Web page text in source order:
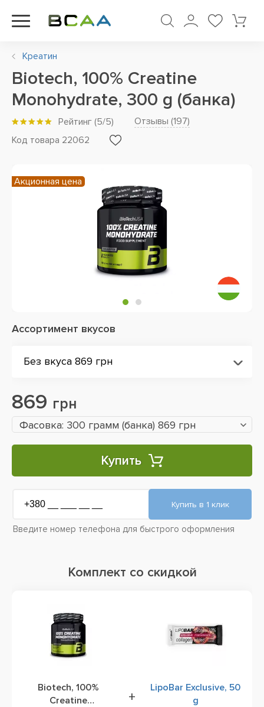
Креатин
Акционная цена
Biotech, 100% Creatine
Monohydrate, 300 g (банка)
Рейтинг (5/5) Отзывы (197)
Код товара 22062
Ассортимент вкусов
Без вкуса 869 грн
869 грн
Фасовка: 300 грамм (банка) 869 грн
Купить
Введите номер телефона для быстрого оформления
Комплект со скидкой
Biotech, 100%
Creatine
+
LipoBar Exclusive, 50
g